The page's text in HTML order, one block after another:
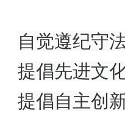
自觉遵纪守
提倡先进文
提倡自主创